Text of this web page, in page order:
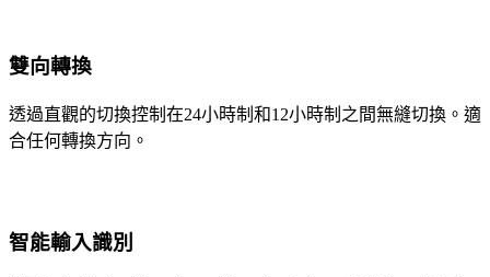
雙向轉換
透過直觀的切換控制在24小時制和12小時制之間無縫切換。適
合任何轉換方向。
智能輸入識別